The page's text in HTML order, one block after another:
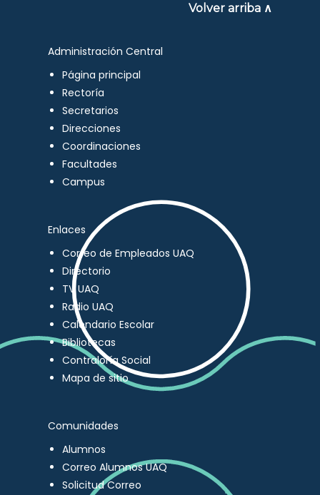
Volver arriba ∧
Administración Central
Página principal
Rectoría
Secretarios
Direcciones
Coordinaciones
Facultades
Campus
Enlaces
Correo de Empleados UAQ
Directorio
TV UAQ
Radio UAQ
Calendario Escolar
Bibliotecas
Contraloría Social
Mapa de sitio
Comunidades
Alumnos
Correo Alumnos UAQ
Solicitud Correo